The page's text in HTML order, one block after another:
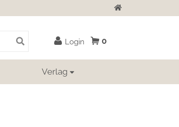
Zur Startseite
Login 0
Verlag